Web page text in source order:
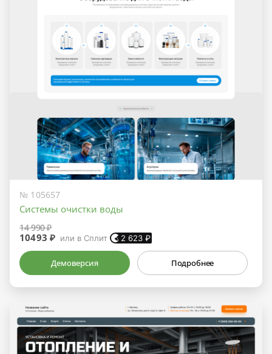
№ 105657
Системы очистки воды
14 990 ₽
10493 ₽ или в Сплит 2 623 ₽
Демоверсия Подробнее